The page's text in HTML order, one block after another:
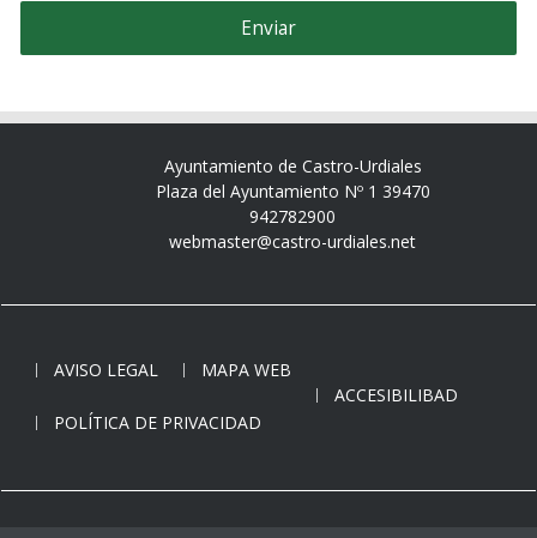
Ayuntamiento de Castro-Urdiales
Plaza del Ayuntamiento Nº 1 39470
942782900
webmaster@castro-urdiales.net
AVISO LEGAL
MAPA WEB
ACCESIBILIBAD
POLÍTICA DE PRIVACIDAD